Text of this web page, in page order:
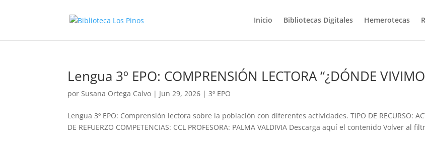
Inicio Bibliotecas Digitales Hemerotecas
Lengua 3º EPO: COMPRENSIÓN LECTORA “¿DÓNDE
porSusana Ortega Calvo | Jun 29, 2026 |3º EPO
Lengua 3º EPO: Comprensión lectora sobre la población con diferentes actividades. TIPO DE RECURSO:
DE REFUERZO COMPETENCIAS: CCL PROFESORA: PALMA VALDIVIA Descarga aquí el contenido Volver al